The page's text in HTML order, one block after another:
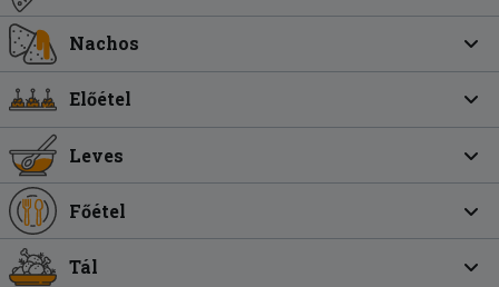
Nachos
Előétel
Leves
Főétel
Tál